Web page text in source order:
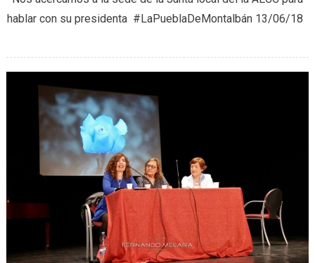
local
de
AECC
(13/
hablar con su presidenta #LaPueblaDeMontalbán 13/06/18